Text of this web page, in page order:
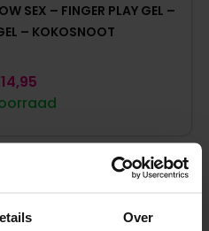
Over
SEX – FINGER PLAY GEL –
– KOKOSNOOT
14,95